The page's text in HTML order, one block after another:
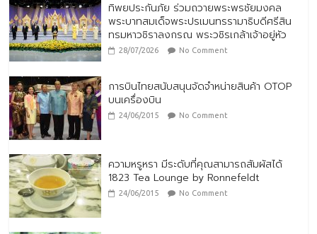
ทิพยประกันภัย ร่วมถวายพระพรชัยมงคล
พระบาทสมเด็จพระปรเมนทรรามาธิบดีศรีสิน
ทรมหาวชิราลงกรณ พระวชิรเกล้าเจ้าอยู่หัว
28/07/2026 No Comment
การบินไทยสนับสนุนจัดจำหน่ายสินค้า OTOP
บนเครื่องบิน
24/06/2015 No Comment
ความหรูหรา มีระดับที่คุณสามารถสัมผัสได้
1823 Tea Lounge by Ronnefeldt
24/06/2015 No Comment